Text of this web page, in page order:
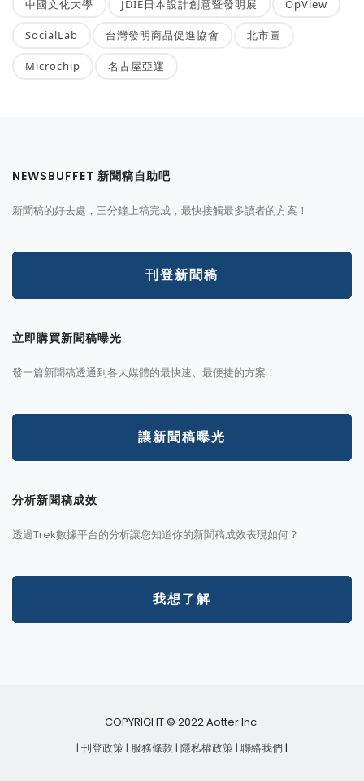
中國文化大學 JDIE日本設計創意暨發明展 OpView
SocialLab 台灣發明商品促進協會 北市圖
Microchip 名古屋亞運
NEWSBUFFET 新聞稿自助吧
新聞稿的好去處，三分鐘上稿完成，最快接觸最多讀者的方案！
刊登新聞稿
立即購買新聞稿曝光
發一篇新聞稿透通到各大媒體的最快速、最便捷的方案！
讓新聞稿曝光
分析新聞稿成效
透過Trek數據平台的分析讓您知道你的新聞稿成效表現如何？
我想了解
COPYRIGHT © 2022 Aotter Inc.
| 刊登政策| 服務條款| 隱私權政策| 聯絡我們 |